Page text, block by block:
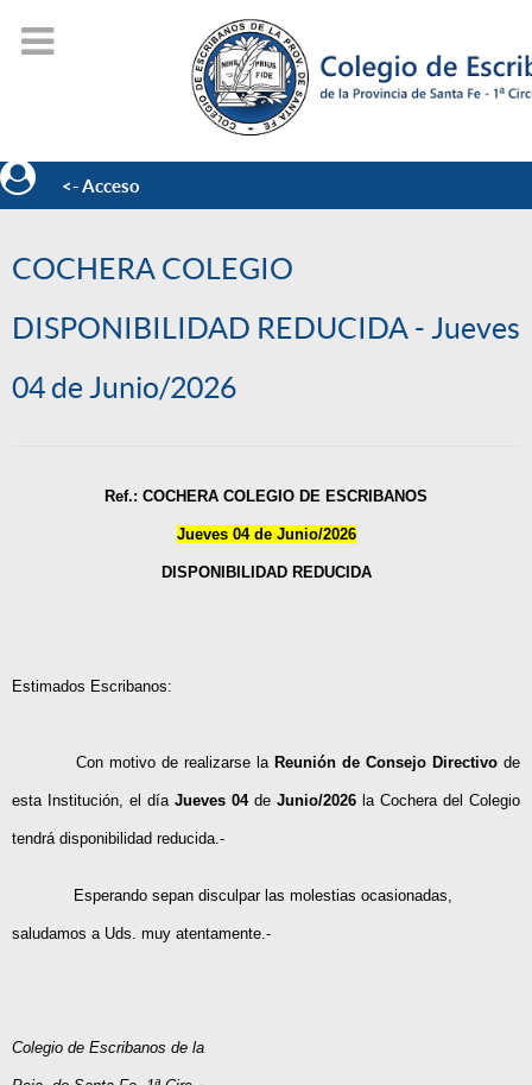
<- Acceso
COCHERA COLEGIO
DISPONIBILIDAD REDUCIDA - Jueves
04 de Junio/2026
Ref.: COCHERA COLEGIO DE ESCRIBANOS
Jueves 04 de Junio/2026
DISPONIBILIDAD REDUCIDA
Estimados Escribanos:
Con motivo de realizarse la Reunión de Consejo Directivo de
esta Institución, el día Jueves 04de Junio/2026 la Cochera del Colegio
tendrá disponibilidad reducida.-
Esperando sepan disculpar las molestias ocasionadas,
saludamos a Uds. muy atentamente.-
Colegio de Escribanos de la